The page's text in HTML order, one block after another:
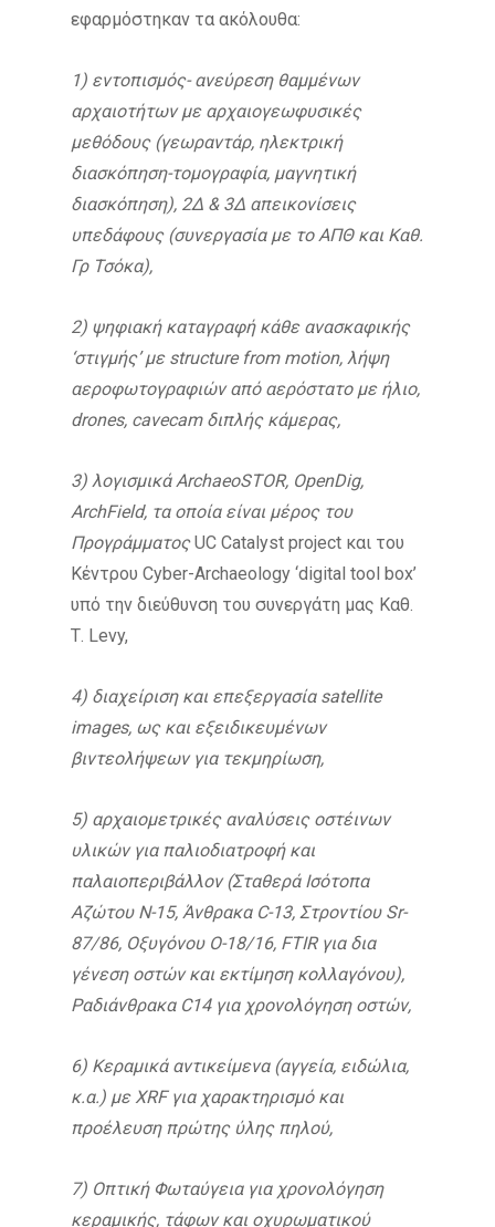
εφαρμόστηκαν τα ακόλουθα:
1) εντοπισμός- ανεύρεση θαμμένων
αρχαιοτήτων με αρχαιογεωφυσικές
μεθόδους (γεωραντάρ, ηλεκτρική
διασκόπηση-τομογραφία, μαγνητική
διασκόπηση), 2Δ & 3Δ απεικονίσεις
υπεδάφους (συνεργασία με το ΑΠΘ και Καθ.
Γρ Τσόκα),
2) ψηφιακή καταγραφή κάθε ανασκαφικής
‘στιγμής’ με structurefrommotion, λήψη
αεροφωτογραφιών από αερόστατο με ήλιο,
drones, cavecam διπλής κάμερας,
3) λογισμικά ArchaeoSΤΟR, OpenDig,
ArchField, τα οποία είναι μέρος του
ΠρογράμματοςUC Catalyst project και του
Κέντρου Cyber-Archaeology ‘digital tool box’
υπό την διεύθυνση του συνεργάτη μας Καθ.
Τ. Levy,
4) διαχείριση και επεξεργασία satellite
images, ως και εξειδικευμένων
βιντεολήψεων για τεκμηρίωση,
5) αρχαιομετρικές αναλύσεις οστέινων
υλικών για παλιοδιατροφή και
παλαιοπεριβάλλον (Σταθερά Ισότοπα
Αζώτου Ν-15, Άνθρακα C-13, Στροντίου Sr-
87/86, Οξυγόνου Ο-18/16, FTIRγια δια
γένεση οστών και εκτίμηση κολλαγόνου),
Ραδιάνθρακα C14 για χρονολόγηση οστών,
6) Κεραμικά αντικείμενα (αγγεία, ειδώλια,
κ.α.) με XRFγια χαρακτηρισμό και
προέλευση πρώτης ύλης πηλού,
7) Οπτική Φωταύγεια για χρονολόγηση
κεραμικής, τάφων και οχυρωματικού